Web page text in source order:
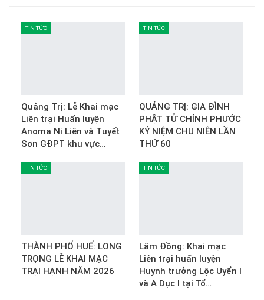
TIN TỨC
Quảng Trị: Lễ Khai mạc
Liên trại Huấn luyện
Anoma Ni Liên và Tuyết
Sơn GĐPT khu vực…
TIN TỨC
QUẢNG TRỊ: GIA ĐÌNH
PHẬT TỬ CHÍNH PHƯỚC
KỶ NIỆM CHU NIÊN LẦN
THỨ 60
TIN TỨC
THÀNH PHỐ HUẾ: LONG
TRỌNG LỄ KHAI MẠC
TRẠI HẠNH NĂM 2026
TIN TỨC
Lâm Đồng: Khai mạc
Liên trại huấn luyện
Huynh trưởng Lộc Uyển I
và A Dục I tại Tổ…